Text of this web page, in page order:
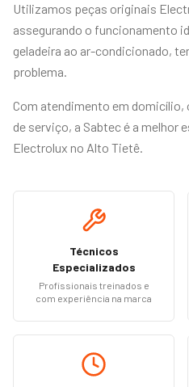
Utilizamos peças originais
assegurando o funcionamento
geladeira ao ar-condicionado,
problema.
Com atendimento em
de serviço, a Sabtec é a melhor
Electrolux no Alto Tietê.
Técnicos
Especializados
Profissionais treinados e
com experiência na marca